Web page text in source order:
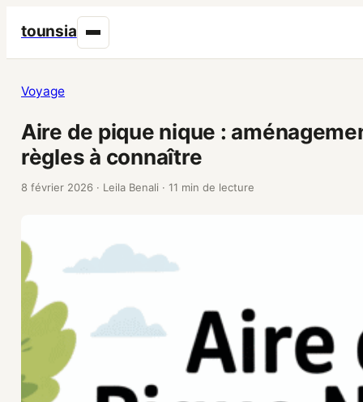
tounsia
Voyage
Aire de pique nique :
règles à connaître
8 février 2026 · Leila Benali · 11 min de lecture